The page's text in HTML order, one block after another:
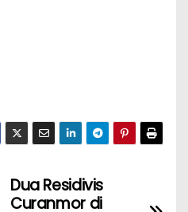
Dua Residivis
Curanmor di